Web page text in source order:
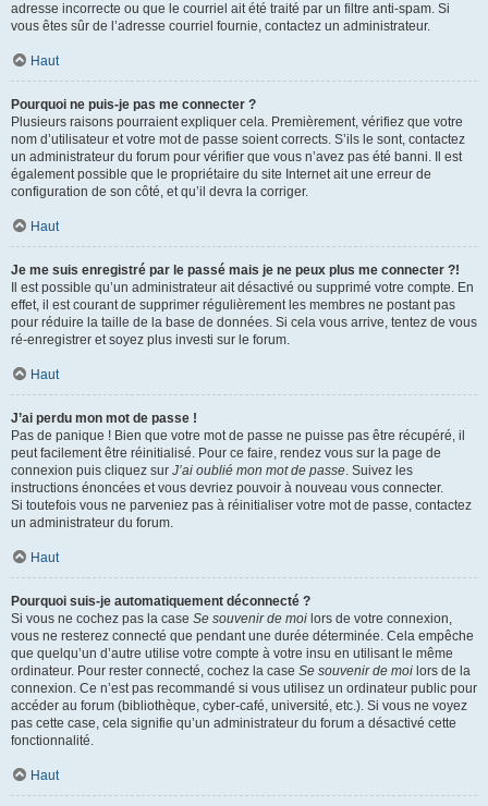
adresse incorrecte ou que le courriel ait été traité par un filtre anti-spam. Si
vous êtes sûr de l’adresse courriel fournie, contactez un administrateur.
Haut
Pourquoi ne puis-je pas me connecter ?
Plusieurs raisons pourraient expliquer cela. Premièrement, vérifiez que votre
nom d’utilisateur et votre mot de passe soient corrects. S’ils le sont, contactez
un administrateur du forum pour vérifier que vous n’avez pas été banni. Il est
également possible que le propriétaire du site Internet ait une erreur de
configuration de son côté, et qu’il devra la corriger.
Haut
Je me suis enregistré par le passé mais je ne peux plus me connecter ?!
Il est possible qu’un administrateur ait désactivé ou supprimé votre compte. En
effet, il est courant de supprimer régulièrement les membres ne postant pas
pour réduire la taille de la base de données. Si cela vous arrive, tentez de vous
ré-enregistrer et soyez plus investi sur le forum.
Haut
J’ai perdu mon mot de passe !
Pas de panique ! Bien que votre mot de passe ne puisse pas être récupéré, il
peut facilement être réinitialisé. Pour ce faire, rendez vous sur la page de
connexion puis cliquez sur J’ai oublié mon mot de passe. Suivez les
instructions énoncées et vous devriez pouvoir à nouveau vous connecter.
Si toutefois vous ne parveniez pas à réinitialiser votre mot de passe, contactez
un administrateur du forum.
Haut
Pourquoi suis-je automatiquement déconnecté ?
Si vous ne cochez pas la case Se souvenir de moi lors de votre connexion,
vous ne resterez connecté que pendant une durée déterminée. Cela empêche
que quelqu’un d’autre utilise votre compte à votre insu en utilisant le même
ordinateur. Pour rester connecté, cochez la case Se souvenir de moi lors de la
connexion. Ce n’est pas recommandé si vous utilisez un ordinateur public pour
accéder au forum (bibliothèque, cyber-café, université, etc.). Si vous ne voyez
pas cette case, cela signifie qu’un administrateur du forum a désactivé cette
fonctionnalité.
Haut